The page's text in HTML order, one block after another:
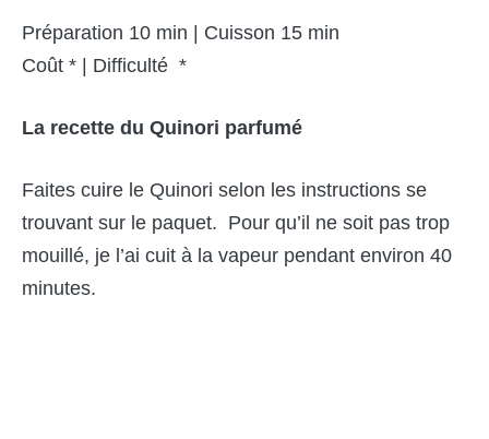
Préparation 10 min | Cuisson 15 min
Coût * | Difficulté *
La recette du Quinori parfumé
Faites cuire le Quinori selon les instructions se
trouvant sur le paquet. Pour qu’il ne soit pas trop
mouillé, je l’ai cuit à la vapeur pendant environ 40
minutes.